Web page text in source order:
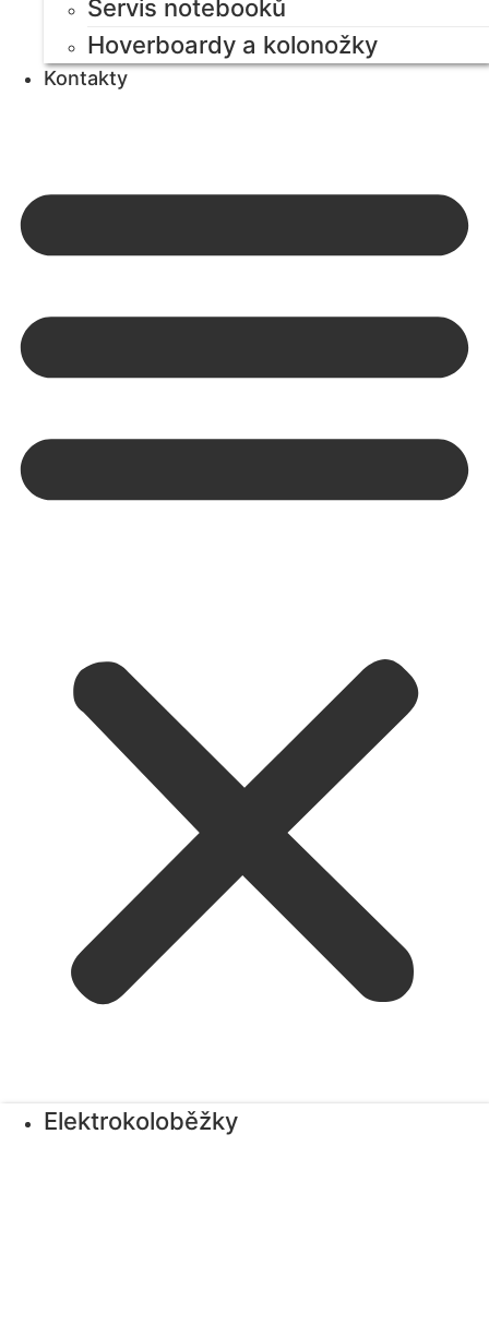
Servis notebooků
Hoverboardy a kolonožky
Kontakty
Elektrokoloběžky